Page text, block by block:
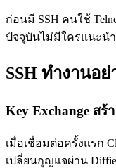
ก่อนมี SSH คนใช้
ปัจจุบันไม่มีใครแนะนำ
SSH ทำงานอย่
Key Exchange สร้
เมื่อเชื่อมต่อครั้งแรก
เปลี่ยนกุญแจผ่าน